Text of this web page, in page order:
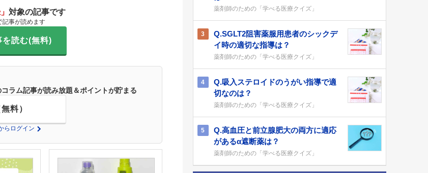
対象の記事です
記事が読めます
を読む(無料)
ラム記事が読み放題＆ポイントが貯まる
料）
らログイン
薬剤師のための「学べる医療クイズ」
3
Q.SGLT2阻害薬服用患者のシックデ
イ時の適切な指導は？
薬剤師のための「学べる医療クイズ」
4
Q.吸入ステロイドのうがい指導で適
切なのは？
薬剤師のための「学べる医療クイズ」
5
Q.高血圧と前立腺肥大の両方に適応
があるα遮断薬は？
薬剤師のための「学べる医療クイズ」